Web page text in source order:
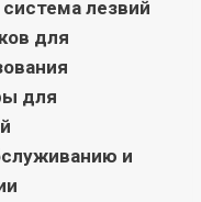
лезвий
для
для
и